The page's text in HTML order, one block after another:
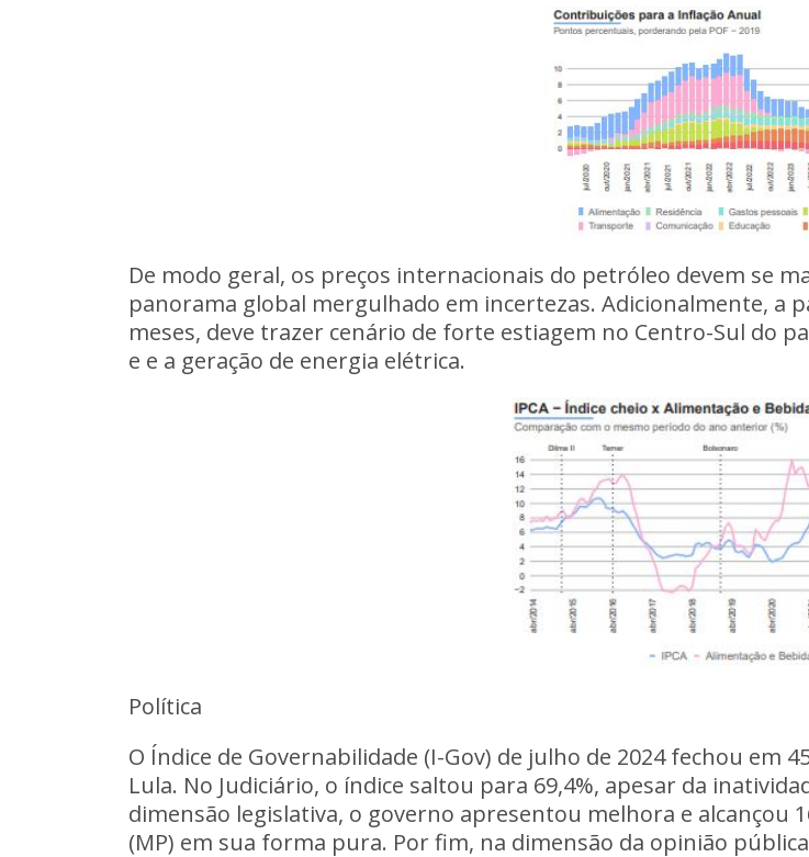
De modo geral, os preços internacionais do petróleo devem se
panorama global mergulhado em incertezas. Adicionalmente, a
meses, deve trazer cenário de forte estiagem no Centro-Sul do
e e a geração de energia elétrica.
Política
O Índice de Governabilidade (I-Gov) de julho de 2024 fechou em
Lula. No Judiciário, o índice saltou para 69,4%, apesar da
dimensão legislativa, o governo apresentou melhora e alcançou
(MP) em sua forma pura. Por fim, na dimensão da opinião